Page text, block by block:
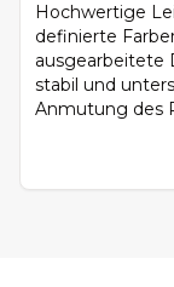
Hochwertige
definierte
ausgearbeitete
stabil und
Anmutung des